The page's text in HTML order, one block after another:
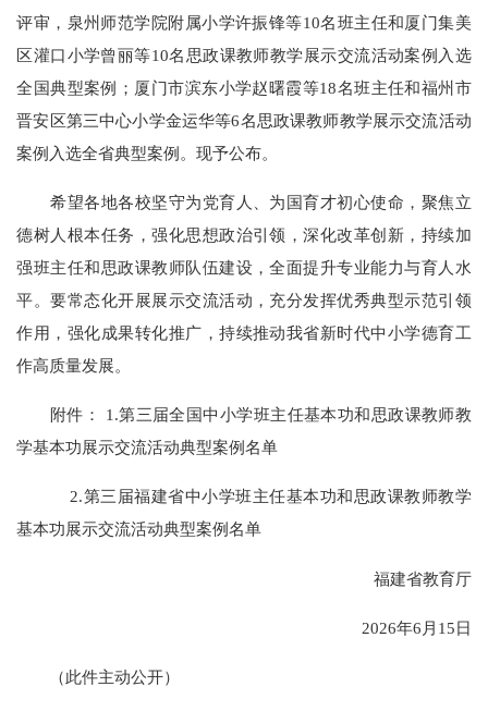
评审，泉州师范学院附属小学许振锋等10名班主任和厦门集美
区灌口小学曾丽等10名思政课教师教学展示交流活动案例入选
全国典型案例；厦门市滨东小学赵曙霞等18名班主任和福州市
晋安区第三中心小学金运华等6名思政课教师教学展示交流活动
案例入选全省典型案例。现予公布。
希望各地各校坚守为党育人、为国育才初心使命，聚焦立
德树人根本任务，强化思想政治引领，深化改革创新，持续加
强班主任和思政课教师队伍建设，全面提升专业能力与育人水
平。要常态化开展展示交流活动，充分发挥优秀典型示范引领
作用，强化成果转化推广，持续推动我省新时代中小学德育工
作高质量发展。
附件： 1.第三届全国中小学班主任基本功和思政课教师教
学基本功展示交流活动典型案例名单
2.第三届福建省中小学班主任基本功和思政课教师教学
基本功展示交流活动典型案例名单
福建省教育厅
2026年6月15日
（此件主动公开）